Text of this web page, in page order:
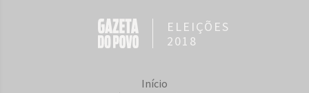
ELEIÇÕES
2018
Início